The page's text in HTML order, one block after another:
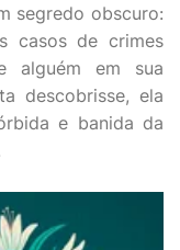
segredo obscuro:
casos de crimes
alguém em sua
descobrisse, ela
e banida da